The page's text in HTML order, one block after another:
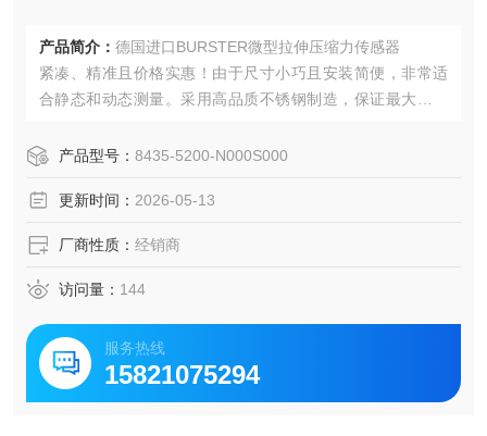
产品简介： 德国进口BURSTER微型拉伸压缩力传感器
紧凑、精准且价格实惠！由于尺寸小巧且安装简便，非常适
合静态和动态测量。采用高品质不锈钢制造，保证最大可靠
产品型号： 8435-5200-N000S000
更新时间： 2026-05-13
厂商性质： 经销商
访问量： 144
服务热线
15821075294